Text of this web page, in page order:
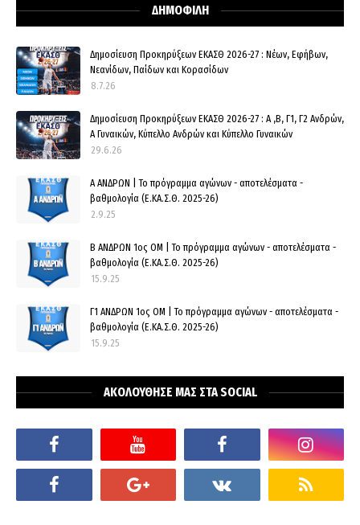
ΔΗΜΟΦΙΛΗ
Δημοσίευση Προκηρύξεων ΕΚΑΣΘ 2026-27 : Νέων, Εφήβων,
Νεανίδων, Παίδων και Κορασίδων
8.7.26
Δημοσίευση Προκηρύξεων ΕΚΑΣΘ 2026-27 : Α ,Β, Γ1, Γ2 Ανδρών,
Α Γυναικών, Κύπελλο Ανδρών και Κύπελλο Γυναικών
29.6.26
Α ΑΝΔΡΩΝ | Το πρόγραμμα αγώνων - αποτελέσματα -
βαθμολογία (Ε.ΚΑ.Σ.Θ. 2025-26)
2.9.25
Β ΑΝΔΡΩΝ 1ος ΟΜ | Το πρόγραμμα αγώνων - αποτελέσματα -
βαθμολογία (Ε.ΚΑ.Σ.Θ. 2025-26)
15.9.25
Γ1 ΑΝΔΡΩΝ 1ος ΟΜ | Το πρόγραμμα αγώνων - αποτελέσματα -
βαθμολογία (Ε.ΚΑ.Σ.Θ. 2025-26)
15.9.25
ΑΚΟΛΟΥΘΗΣΕ ΜΑΣ ΣΤΑ SOCIAL